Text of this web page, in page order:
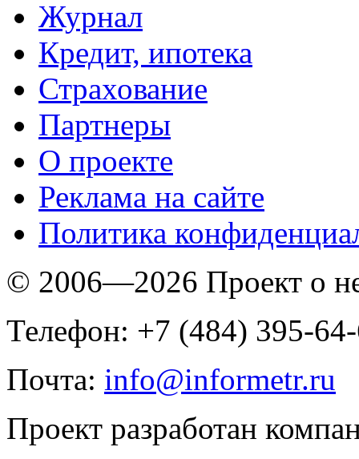
Журнал
Кредит, ипотека
Страхование
Партнеры
O проекте
Реклама на сайте
Политика
© 2006—2026 Проект о
Телефон: +7 (484) 395-
Почта: info@informetr.ru
Проект разработан